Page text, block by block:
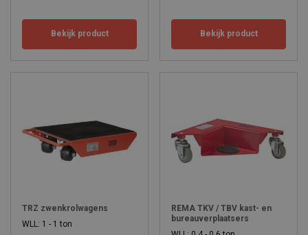
Bekijk product Bekijk product
TRZ zwenkrolwagens
WLL: 1 - 1 ton
REMA TKV / TBV kast- en
bureauverplaatsers